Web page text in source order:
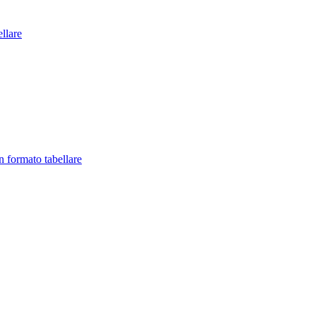
formato tabellare